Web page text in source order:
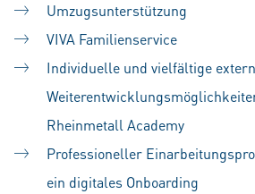
Umzugsunterstützung
VIVA Familienservice
Individuelle und vielfältige
Rheinmetall Academy
Professioneller
ein digitales Onboarding